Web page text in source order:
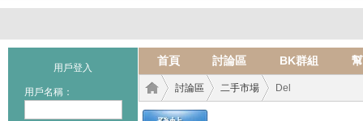
用戶登入
用戶名稱：
首頁 討論區 BK群組
討論區 二手市場 Del